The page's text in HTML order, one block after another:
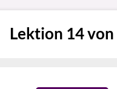
Lektion 14 von